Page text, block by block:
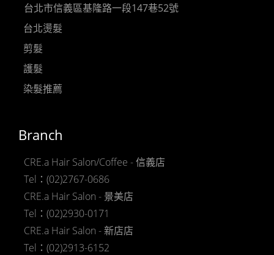
台北市信義區基隆路一段147巷52號
台北燙髮
剪髮
護髮
染髮推薦
Branch
CRE.a Hair Salon/Coffee - 信義店
Tel：(02)2767-0686
CRE.a Hair Salon - 景美店
Tel：(02)2930-0171
CRE.a Hair Salon - 新店店
Tel：(02)2913-6152